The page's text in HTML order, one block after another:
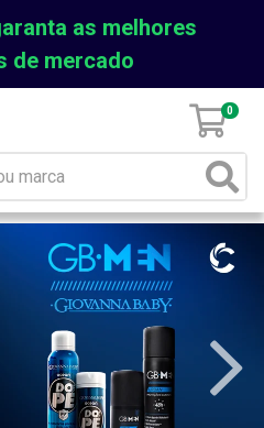
as melhores
de mercado
0